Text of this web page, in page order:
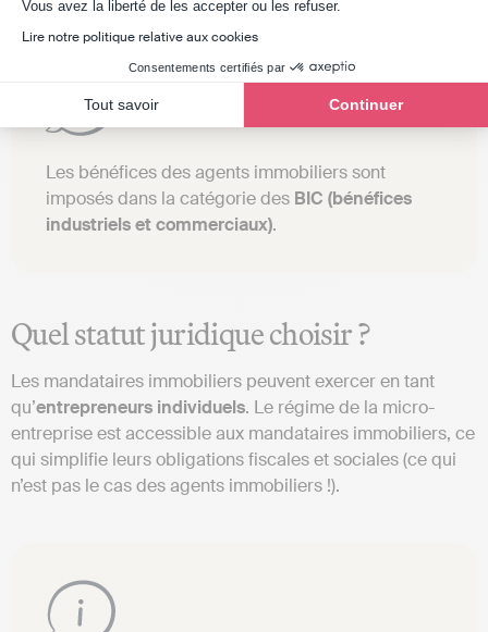
Vous avez la liberté de les accepter ou les refuser.
Lire notre politique relative aux cookies
Consentements certifiés par
Tout savoir Continuer
Les bénéfices des agents immobiliers sont
imposés dans la catégorie des BIC (bénéfices
industriels et commerciaux).
Quel statut juridique choisir ?
Les mandataires immobiliers peuvent exercer en tant
qu’entrepreneurs individuels. Le régime de la micro-
entreprise est accessible aux mandataires immobiliers, ce
qui simplifie leurs obligations fiscales et sociales (ce qui
n’est pas le cas des agents immobiliers !).